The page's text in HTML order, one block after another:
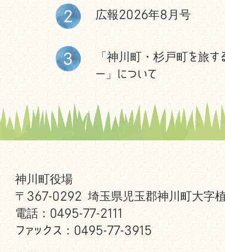
広報2026年8月号
「神川町・杉戸町を旅す
ー」について
神川町役場
〒367-0292 埼玉県児玉郡神川町大字
電話：0495-77-2111
ファックス：0495-77-3915